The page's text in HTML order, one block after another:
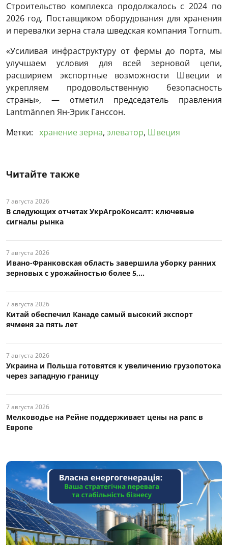
Строительство комплекса продолжалось с 2024 по
2026 год. Поставщиком оборудования для хранения
и перевалки зерна стала шведская компания Tornum.
«Усиливая инфраструктуру от фермы до порта, мы
улучшаем условия для всей зерновой цепи,
расширяем экспортные возможности Швеции и
укрепляем продовольственную безопасность
страны», — отметил председатель правления
Lantmännen Ян-Эрик Ганссон.
Метки: хранение зерна, элеватор, Швеция
Читайте также
7 августа 2026
В следующих отчетах УкрАгроКонсалт: ключевые
сигналы рынка
7 августа 2026
Ивано-Франковская область завершила уборку ранних
зерновых с урожайностью более 5,...
7 августа 2026
Китай обеспечил Канаде самый высокий экспорт
ячменя за пять лет
7 августа 2026
Украина и Польша готовятся к увеличению грузопотока
через западную границу
7 августа 2026
Мелководье на Рейне поддерживает цены на рапс в
Европе